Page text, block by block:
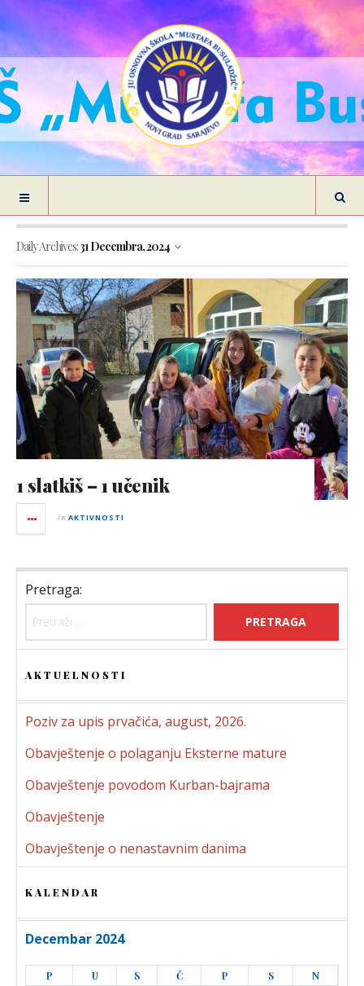
Daily Archives:31 Decembra, 2024
1 slatkiš – 1 učenik
in AKTIVNOSTI
Pretraga:
AKTUELNOSTI
Poziv za upis prvačića, august, 2026.
Obavještenje o polaganju Eksterne mature
Obavještenje povodom Kurban-bajrama
Obavještenje
Obavještenje o nenastavnim danima
KALENDAR
Decembar 2024
P U S Č P S
N